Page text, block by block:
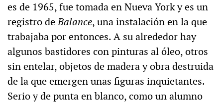
es de 1965, fue tomada en Nueva York y es un
registro deBalance, una instalación en la que
trabajaba por entonces. A su alrededor hay
algunos bastidores con pinturas al óleo, otros
sin entelar, objetos de madera y obra destruida
de la que emergen unas figuras inquietantes.
Serio y de punta en blanco, como un alumno